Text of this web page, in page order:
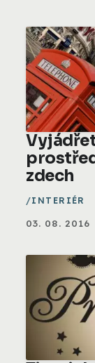
zdech
INTERIÉR
03. 08. 2016